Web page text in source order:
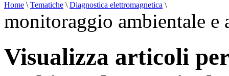
Home \ Tematiche \ Diagnostica elettromagnetica \
monitoraggio ambientale e
Visualizza articoli